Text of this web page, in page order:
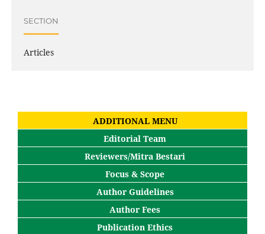
SECTION
Articles
ADDITIONAL MENU
Editorial Team
Reviewers/Mitra Bestari
Focus & Scope
Author Guidelines
Author Fees
Publication Ethics